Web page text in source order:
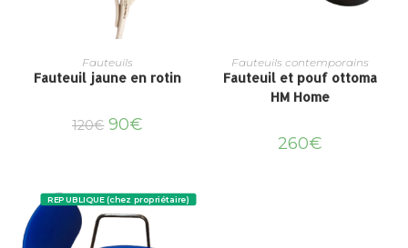
Fauteuils
Fauteuil jaune en rotin
120€ 90€
Fauteuils contemporains
Fauteuil et pouf ottoma
HM Home
260€
REPUBLIQUE (chez propriétaire)